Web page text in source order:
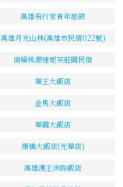
高雄飛行家青年旅館
高雄月光山林(高雄市民宿022號)
南橫桃源達妮芙莊園民宿
華王大飯店
金馬大飯店
華園大飯店
康橋大飯店(光華店)
高雄漢王洲際飯店